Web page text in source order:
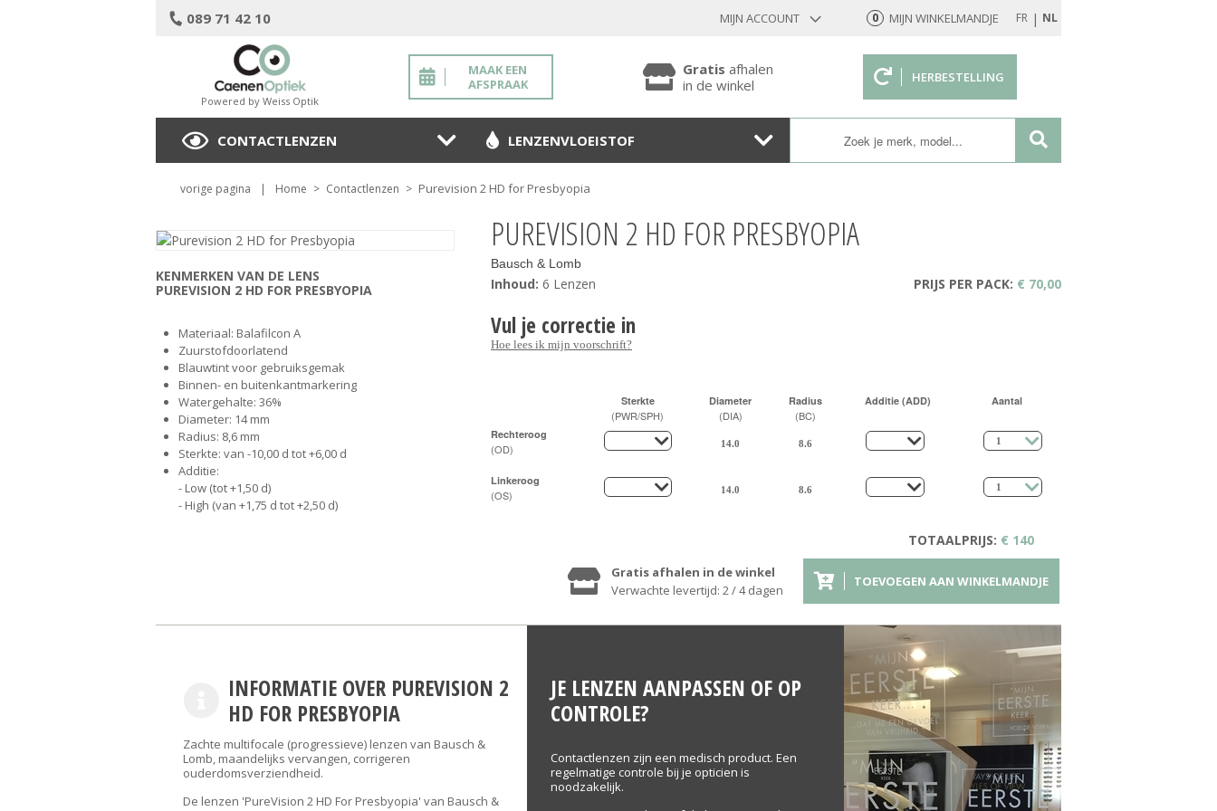
089 71 42 10 MIJN ACCOUNT
INLOGGEN BESTAANDE KLANT
wachtwoord
Wachtwoord vergeten?
BEVESTIGEN
NIEUWE KLANT
0 MIJN WINKELMANDJE FR | NL
Powered by Weiss Optik
MAAK EEN
AFSPRAAK
Gratis afhalen
in de winkel
HERBESTELLING
CONTACTLENZEN LENZENVLOEISTOF
vorige pagina | Home > Contactlenzen > Purevision 2 HD for Presbyopia
PUREVISION 2 HD FOR PRESBYOPIA
Bausch & Lomb
Inhoud: 6 Lenzen PRIJS PER PACK: € 70,00
Vul je correctie in
Hoe lees ik mijn voorschrift?
Sterkte
(PWR/SPH)
Diameter
(DIA)
Radius
(BC)
Additie (ADD) Aantal
Rechteroog
(OD)
Linkeroog
(OS)
TOTAALPRIJS: € 140
TOEVOEGEN AAN WINKELMANDJE
Gratis afhalen in de winkel
Verwachte levertijd: 2 / 4 dagen
KENMERKEN VAN DE LENS
PUREVISION 2 HD FOR PRESBYOPIA
Materiaal: Balafilcon A
Zuurstofdoorlatend
Blauwtint voor gebruiksgemak
Binnen- en buitenkantmarkering
Watergehalte: 36%
Diameter: 14 mm
Radius: 8,6 mm
Sterkte: van -10,00 d tot +6,00 d
Additie:
- Low (tot +1,50 d)
- High (van +1,75 d tot +2,50 d)
INFORMATIE OVER PUREVISION 2
HD FOR PRESBYOPIA
Zachte multifocale (progressieve) lenzen van Bausch &
Lomb, maandelijks vervangen, corrigeren
ouderdomsverziendheid.
De lenzen 'PureVision 2 HD For Presbyopia' van Bausch &
JE LENZEN AANPASSEN OF OP
CONTROLE?
Contactlenzen zijn een medisch product. Een
regelmatige controle bij je opticien is
noodzakelijk.